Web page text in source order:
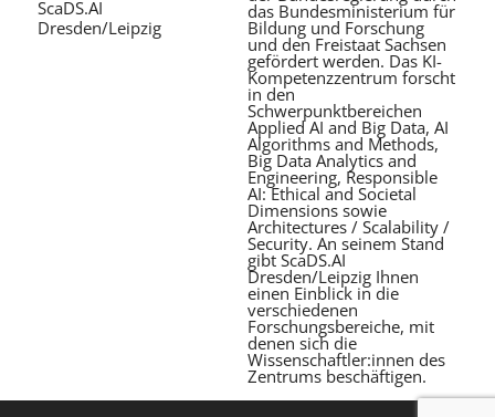
ScaDS.AI
Dresden/Leipzig
das Bundesministerium für
Bildung und Forschung
und den Freistaat Sachsen
gefördert werden. Das KI-
Kompetenzzentrum forscht
in den
Schwerpunktbereichen
Applied AI and Big Data, AI
Algorithms and Methods,
Big Data Analytics and
Engineering, Responsible
AI: Ethical and Societal
Dimensions sowie
Architectures / Scalability /
Security. An seinem Stand
gibt ScaDS.AI
Dresden/Leipzig Ihnen
einen Einblick in die
verschiedenen
Forschungsbereiche, mit
denen sich die
Wissenschaftler:innen des
Zentrums beschäftigen.